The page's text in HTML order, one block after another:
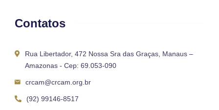
Contatos
Rua Libertador, 472 Nossa Sra das Graças, Manaus –
Amazonas - Cep: 69.053-090
crcam@crcam.org.br
(92) 99146-8517